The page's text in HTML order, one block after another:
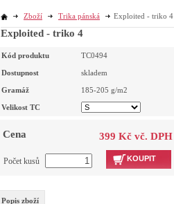
Zboží Trika pánská Exploited - triko 4
Exploited - triko 4
Kód produktu TC0494
Dostupnost skladem
Gramáž 185-205 g/m2
Velikost TC
Cena 399 Kč vč. DPH
KOUPIT
Počet kusů
Popis zboží